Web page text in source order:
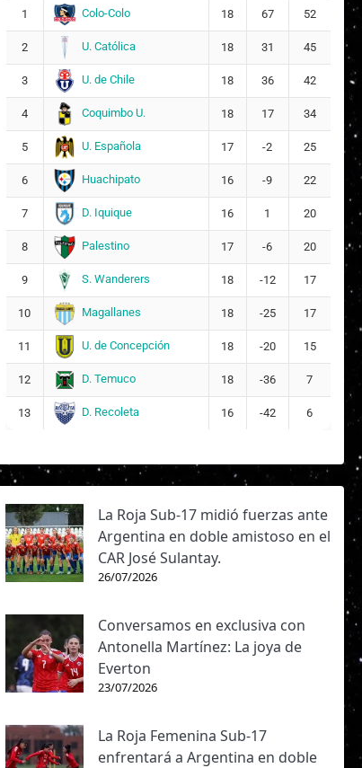
1 Colo-Colo 18 67 52
2 U. Católica 18 31 45
3 U. de Chile 18 36 42
4 Coquimbo U. 18 17 34
5 U. Española 17 -2 25
6 Huachipato 16 -9 22
7 D. Iquique 16 1 20
8 Palestino 17 -6 20
9 S. Wanderers 18 -12 17
10 Magallanes 18 -25 17
11 U. de Concepción 18 -20 15
12 D. Temuco 18 -36 7
13 D. Recoleta 16 -42 6
La Roja Sub-17 midió fuerzas ante
Argentina en doble amistoso en el
CAR José Sulantay.
26/07/2026
Conversamos en exclusiva con
Antonella Martínez: La joya de
Everton
23/07/2026
La Roja Femenina Sub-17
enfrentará a Argentina en doble